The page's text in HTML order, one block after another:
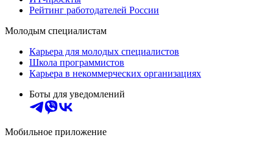
Рейтинг работодателей России
Молодым специалистам
Карьера для молодых специалистов
Школа программистов
Карьера в некоммерческих организациях
Боты для уведомлений
Мобильное приложение